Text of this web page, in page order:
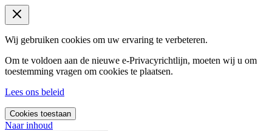
Wij gebruiken cookies om uw ervaring te verbeteren.
Om te voldoen aan de nieuwe e-Privacyrichtlijn, moeten wij u om
toestemming vragen om cookies te plaatsen.
Lees ons beleid
Cookies toestaan
Naar inhoud